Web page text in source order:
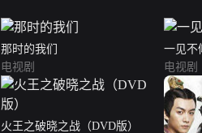
那时的我们
电视剧
一见不
电视剧
火王之破晓之战（DVD版）